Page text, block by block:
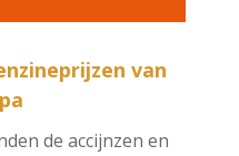
van
de accijnzen en